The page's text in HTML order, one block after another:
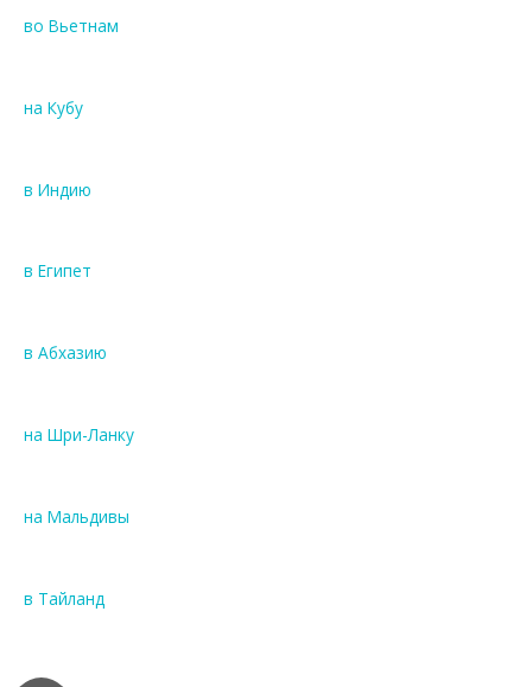
во Вьетнам
на Кубу
в Индию
в Египет
в Абхазию
на Шри-Ланку
на Мальдивы
в Тайланд